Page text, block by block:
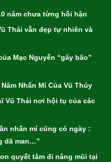
năm chưa từng hồi hận
Thái vẫn đẹp tự nhiên và
Mạc Nguyễn “gây bão”
Nhấn Mí Của Vũ Thúy
Vũ Thái nơi hội tụ của các
nhấn mí cũng có ngày :
dã man…”
quyết tâm đi nâng mũi tại